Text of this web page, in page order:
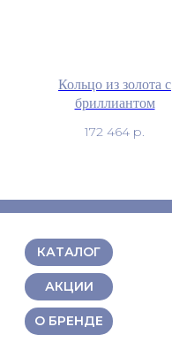
Кольцо из золота с
бриллиантом
172 464 р.
КАТАЛОГ
АКЦИИ
О БРЕНДЕ